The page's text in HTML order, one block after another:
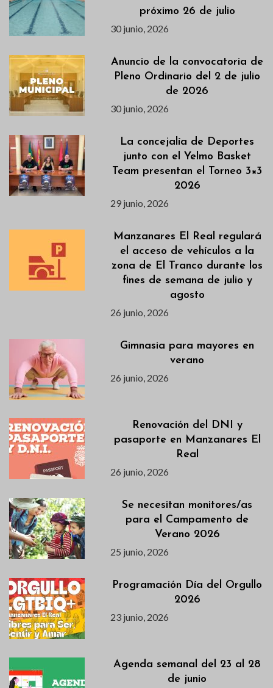
próximo 26 de julio
30 junio, 2026
Anuncio de la convocatoria de
Pleno Ordinario del 2 de julio
de 2026
30 junio, 2026
La concejalía de Deportes
junto con el Yelmo Basket
Team presentan el Torneo 3×3
2026
29 junio, 2026
Manzanares El Real regulará
el acceso de vehículos a la
zona de El Tranco durante los
fines de semana de julio y
agosto
26 junio, 2026
Gimnasia para mayores en
verano
26 junio, 2026
Renovación del DNI y
pasaporte en Manzanares El
Real
26 junio, 2026
Se necesitan monitores/as
para el Campamento de
Verano 2026
25 junio, 2026
Programación Día del Orgullo
2026
23 junio, 2026
Agenda semanal del 23 al 28
de junio